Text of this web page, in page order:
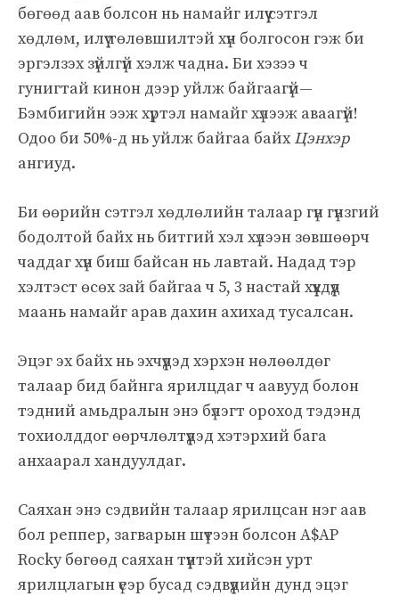
бөгөөд аав болсон нь намайг илүү сэтгэл
хөдлөм, илүү төлөвшилтэй хүн болгосон гэж би
эргэлзэх зүйлгүй хэлж чадна. Би хэзээ ч
гунигтай кинон дээр уйлж байгаагүй—
Бэмбигийн ээж хүртэл намайг хүлээж аваагүй!
Одоо би 50%-д нь уйлж байгаа байхЦэнхэр
ангиуд.
Би өөрийн сэтгэл хөдлөлийн талаар гүн гүнзгий
бодолтой байх нь битгий хэл хүлээн зөвшөөрч
чаддаг хүн биш байсан нь лавтай. Надад тэр
хэлтэст өсөх зай байгаа ч 5, 3 настай хүүхдүүд
маань намайг арав дахин ахихад тусалсан.
Эцэг эх байх нь эхчүүдэд хэрхэн нөлөөлдөг
талаар бид байнга ярилцдаг ч аавууд болон
тэдний амьдралын энэ бүлэгт ороход тэдэнд
тохиолддог өөрчлөлтүүдэд хэтэрхий бага
анхаарал хандуулдаг.
Саяхан энэ сэдвийн талаар ярилцсан нэг аав
бол реппер, загварын шүтээн болсон A$AP
Rocky бөгөөд саяхан түүнтэй хийсэн урт
ярилцлагын үеэр бусад сэдвүүдийн дунд эцэг